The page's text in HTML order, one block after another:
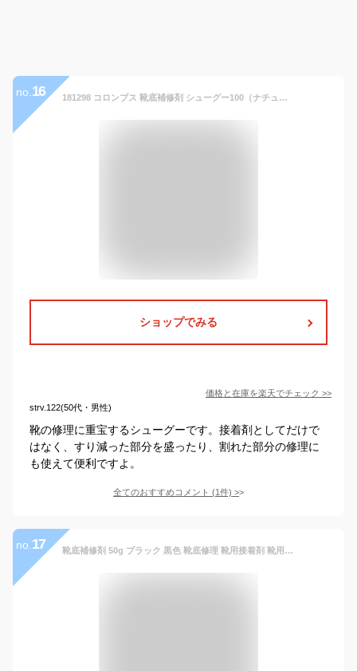
no. 16 181298 コロンブス 靴底補修剤 シューグー100（ナチュラル） COLUMBUS SHOEGOO
ショップでみる
価格と在庫を楽天でチェック >>
strv.122(50代・男性)
靴の修理に重宝するシューグーです。接着剤としてだけで
はなく、すり減った部分を盛ったり、割れた部分の修理に
も使えて便利ですよ。
全てのおすすめコメント (1件) >
no. 17 靴底補修剤 50g ブラック 黒色 靴底修理 靴用接着剤 靴用補修剤 靴 かかと補修剤 肉盛り ハガレ ひび割れ ゴム すり減り 補強 メール便 送料無料